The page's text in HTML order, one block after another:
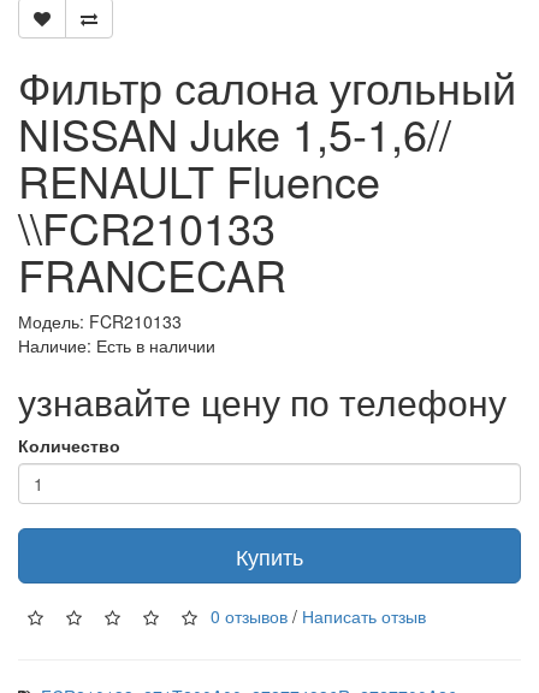
Фильтр салона угольный
NISSAN Juke 1,5-1,6//
RENAULT Fluence
\\FCR210133
FRANCECAR
Модель: FCR210133
Наличие: Есть в наличии
узнавайте цену по телефону
Количество
Купить
0 отзывов / Написать отзыв